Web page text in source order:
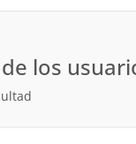
los